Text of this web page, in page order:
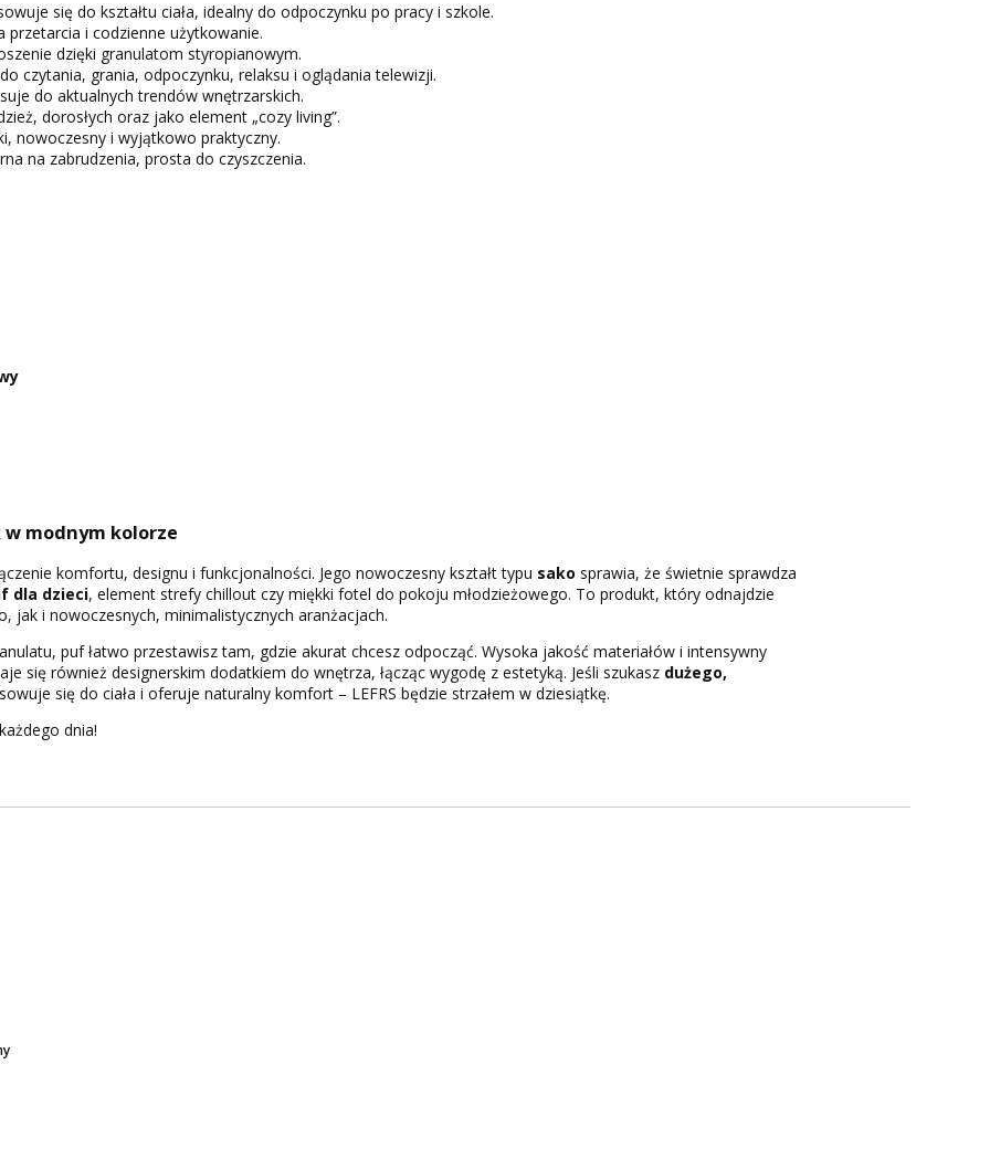
się do kształtu ciała, idealny do odpoczynku po pracy i szkole.
i codzienne użytkowanie.
dzięki granulatom styropianowym.
czytania, grania, odpoczynku, relaksu i oglądania telewizji.
do aktualnych trendów wnętrzarskich.
dorosłych oraz jako element „cozy living”.
nowoczesny i wyjątkowo praktyczny.
na zabrudzenia, prosta do czyszczenia.
w modnym kolorze
komfortu, designu i funkcjonalności. Jego nowoczesny kształt typu sako sprawia, że świetnie sprawdza
dla dzieci, element strefy chillout czy miękki fotel do pokoju młodzieżowego. To produkt, który odnajdzie
jak i nowoczesnych, minimalistycznych aranżacjach.
puf łatwo przestawisz tam, gdzie akurat chcesz odpocząć. Wysoka jakość materiałów i intensywny
się również designerskim dodatkiem do wnętrza, łącząc wygodę z estetyką. Jeśli szukasz dużego,
się do ciała i oferuje naturalny komfort – LEFRS będzie strzałem w dziesiątkę.
dnia!